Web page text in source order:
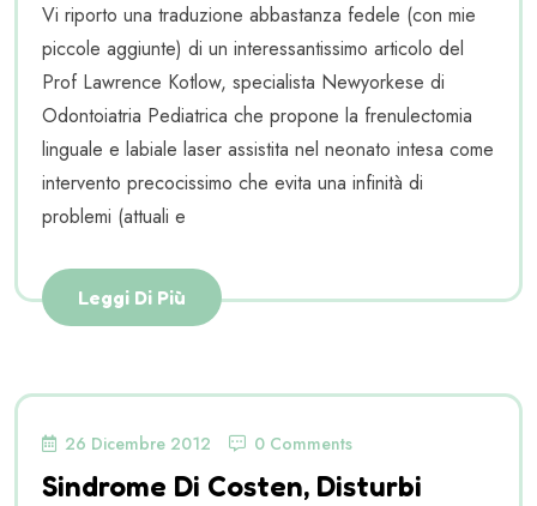
Vi riporto una traduzione abbastanza fedele (con mie
piccole aggiunte) di un interessantissimo articolo del
Prof Lawrence Kotlow, specialista Newyorkese di
Odontoiatria Pediatrica che propone la frenulectomia
linguale e labiale laser assistita nel neonato intesa come
intervento precocissimo che evita una infinità di
problemi (attuali e
Leggi Di Più
26 Dicembre 2012 0 Comments
Sindrome Di Costen, Disturbi